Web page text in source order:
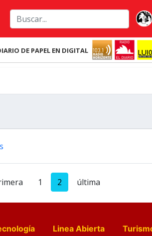
DE PAPEL EN DIGITAL
1 2 última
Linea Abierta